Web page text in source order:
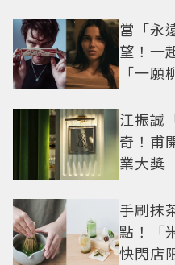
當「永
望！一
「一
江振誠
奇！甫
業大獎
手刷抹
點！「
快閃店